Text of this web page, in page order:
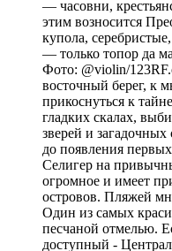
— часовни,
этим возносится
купола,
— только топор да
Фото: @violin/
восточный берег, к
прикоснуться к
гладких скалах,
зверей и
до появления
Селигер на
огромное и имеет
островов. Пляжей
Один из самых
песчаной отмелью.
доступный -